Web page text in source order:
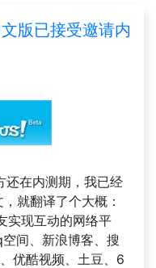
版已接受邀请内
在内测期，我已经
就翻译了个大概：
实现互动的网络平
间、新浪博客、搜
优酷视频、土豆、6